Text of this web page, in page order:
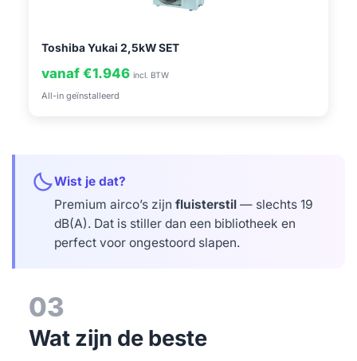
Toshiba Yukai 2,5kW SET
vanaf €1.946 incl. BTW
All-in geïnstalleerd
bedtimeWist je dat?
Premium airco’s zijnfluisterstil — slechts 19
dB(A). Dat is stiller dan een bibliotheek en
perfect voor ongestoord slapen.
03
Wat zijn de beste